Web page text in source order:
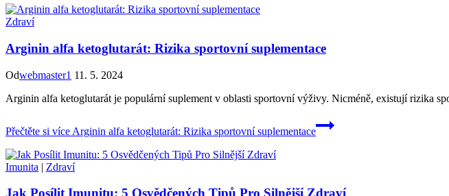
Zdraví
Arginin alfa ketoglutarát: Rizika sportovní suplementace
Odwebmaster1 11. 5. 2024
Arginin alfa ketoglutarát je populární suplement v oblasti sportovní výživy. Nicméně, existují rizika
Přečtěte si více Arginin alfa ketoglutarát: Rizika sportovní suplementace
Imunita | Zdraví